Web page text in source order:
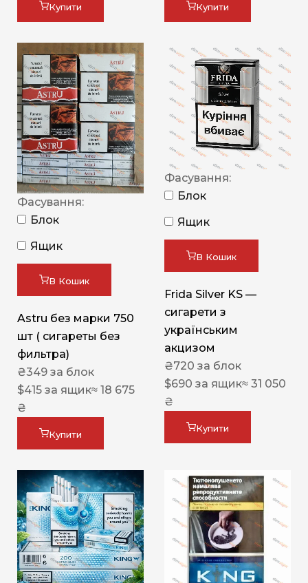
Купити Купити
Фасування:
Блок
Ящик
В Кошик
Astru без марки 750
шт ( сигареты без
фильтра)
₴349 за блок
$415 за ящик≈ 18 675
₴
Купити
Фасування:
Блок
Ящик
В Кошик
Frida Silver KS —
сигарети з
українським
акцизом
₴720 за блок
$690 за ящик≈ 31 050
₴
Купити